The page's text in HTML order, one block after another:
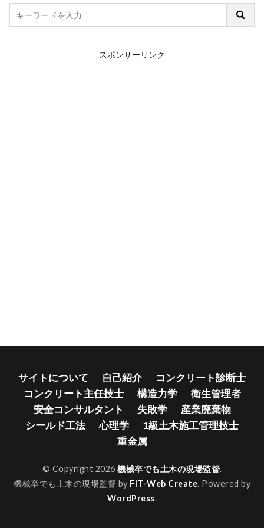
スポンサーリンク
サイトについて 自己紹介
コンクリート診断士
コンクリート主任技士
構造力学
衛生管理者
安全コンサルタント
失敗学
産業廃棄物
シールド工法
心理学
1級土木施工管理技士
重金属
© Copyright 2026 機械卒でも土木の現場監督.
機械卒でも土木の現場監督 by FIT-Web Create. Powered by
WordPress.